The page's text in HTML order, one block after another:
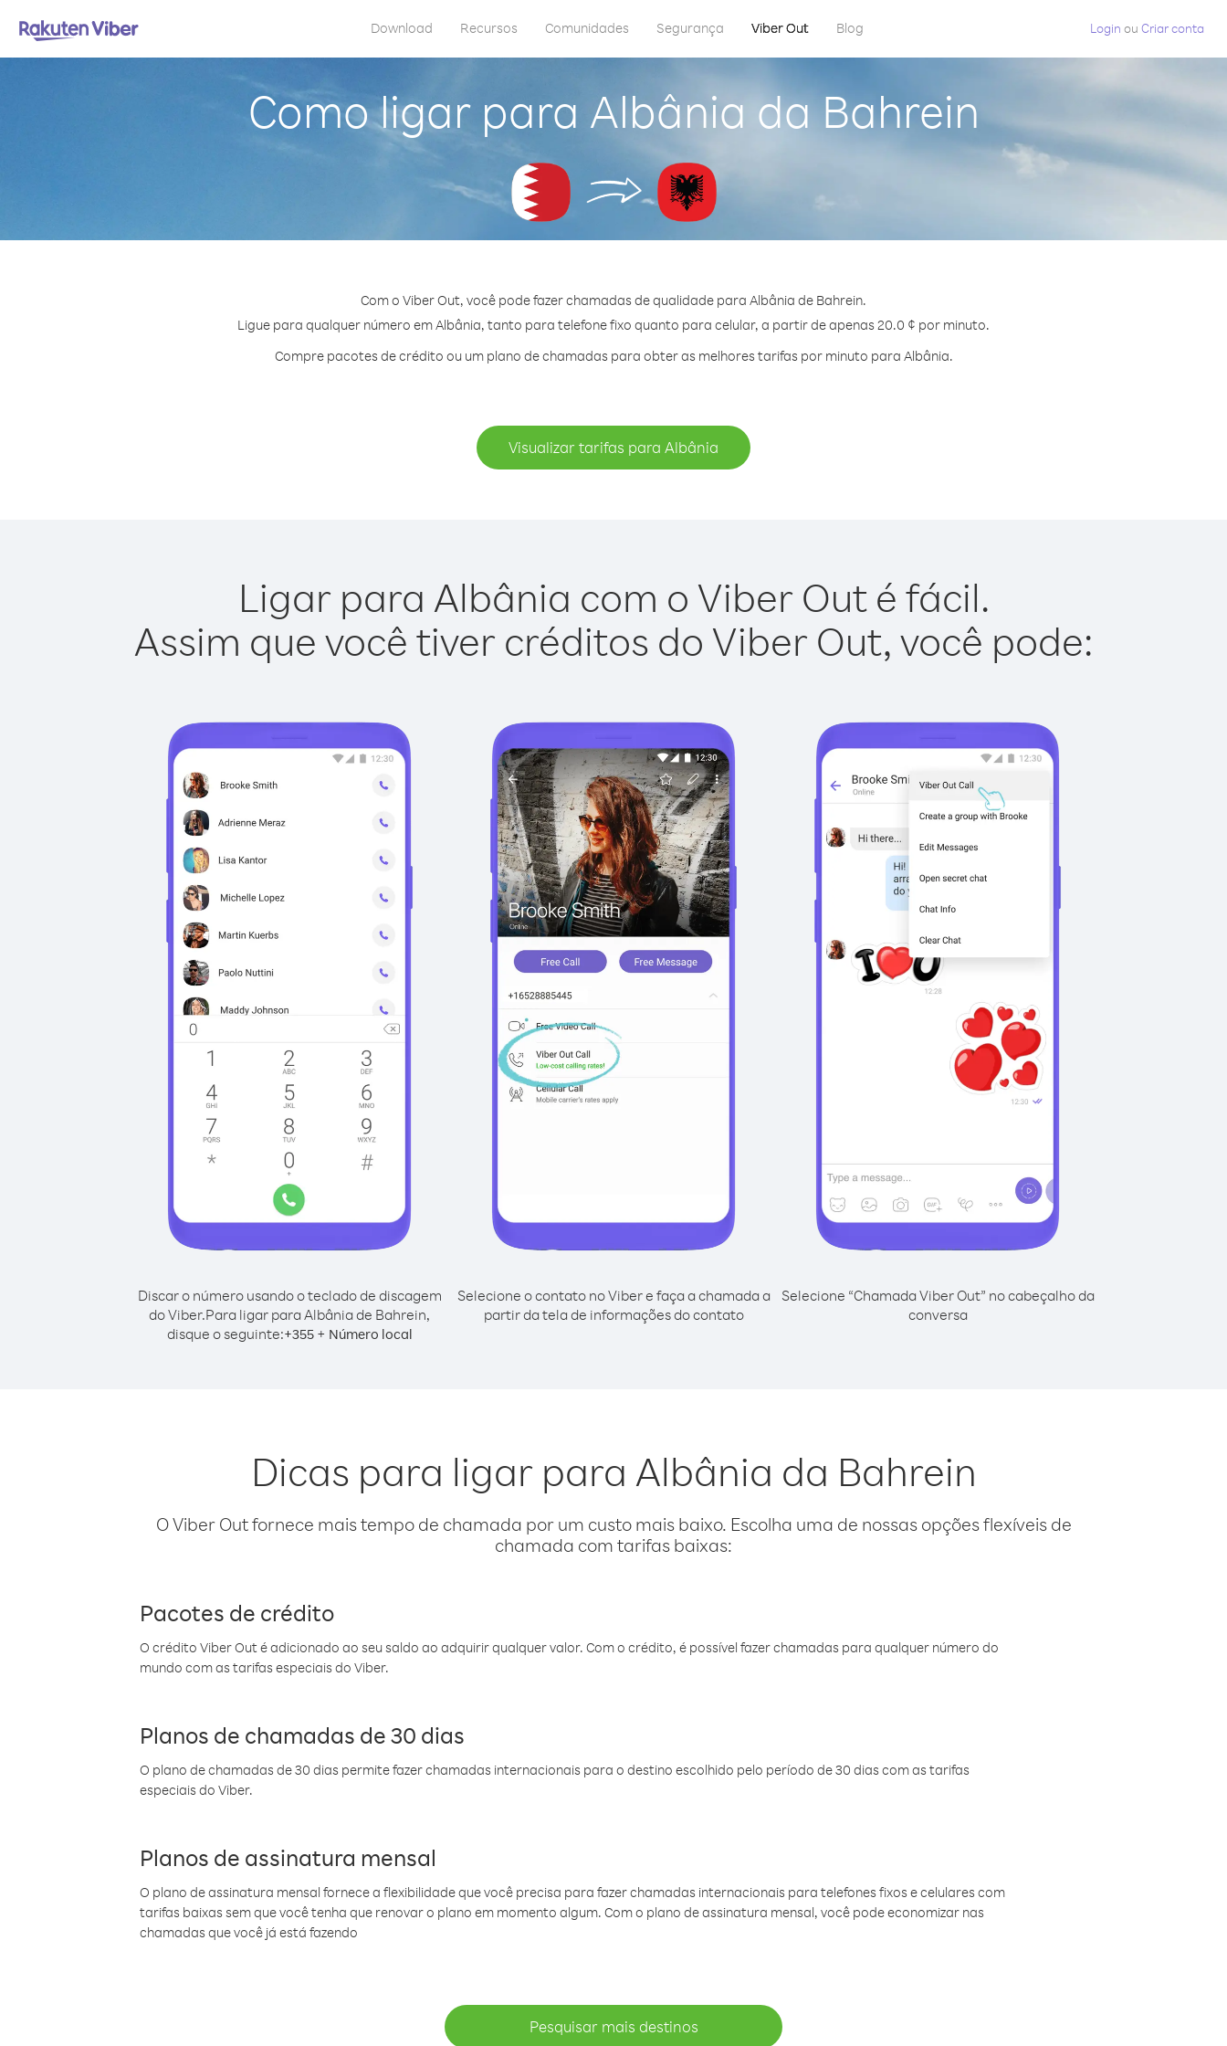
Download Recursos Comunidades Segurança Viber Out Blog Login ou Criar conta
Como ligar para Albânia da Bahrein
Com o Viber Out, você pode fazer chamadas de qualidade para Albânia de Bahrein.
Ligue para qualquer número em Albânia, tanto para telefone fixo quanto para celular, a partir de apenas 20.0 ¢ por minuto.
Compre pacotes de crédito ou um plano de chamadas para obter as melhores tarifas por minuto para Albânia.
Visualizar tarifas para Albânia
Ligar para Albânia com o Viber Out é fácil.
Assim que você tiver créditos do Viber Out, você pode:
Discar o número usando o teclado de discagem
do Viber.Para ligar para Albânia de Bahrein,
disque o seguinte:+355+ Número local
Selecione o contato no Viber e faça a chamada a
partir da tela de informações do contato
Selecione “Chamada Viber Out” no cabeçalho da
conversa
Dicas para ligar para Albânia da Bahrein
O Viber Out fornece mais tempo de chamada por um custo mais baixo. Escolha uma de nossas opções flexíveis de
chamada com tarifas baixas:
Pacotes de crédito
O crédito Viber Out é adicionado ao seu saldo ao adquirir qualquer valor. Com o crédito, é possível fazer chamadas para qualquer número do
mundo com as tarifas especiais do Viber.
Planos de chamadas de 30 dias
O plano de chamadas de 30 dias permite fazer chamadas internacionais para o destino escolhido pelo período de 30 dias com as tarifas
especiais do Viber.
Planos de assinatura mensal
O plano de assinatura mensal fornece a flexibilidade que você precisa para fazer chamadas internacionais para telefones fixos e celulares com
tarifas baixas sem que você tenha que renovar o plano em momento algum. Com o plano de assinatura mensal, você pode economizar nas
chamadas que você já está fazendo
Pesquisar mais destinos